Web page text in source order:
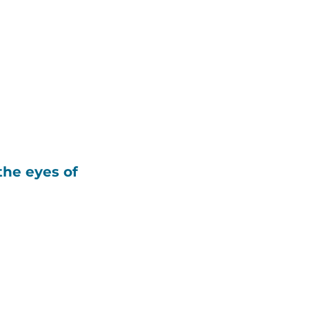
eyes of